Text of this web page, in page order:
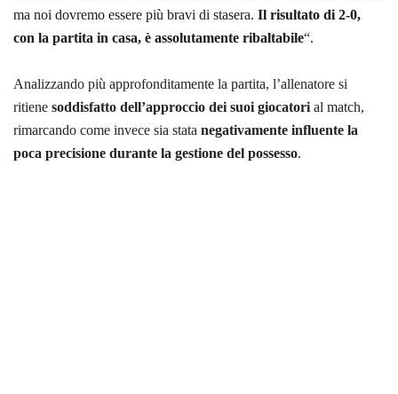
ma noi dovremo essere più bravi di stasera. Il risultato di 2-0,
con la partita in casa, è assolutamente ribaltabile“.
Analizzando più approfonditamente la partita, l’allenatore si
ritiene soddisfatto dell’approccio dei suoi giocatori al match,
rimarcando come invece sia stata negativamente influente la
poca precisione durante la gestione del possesso.